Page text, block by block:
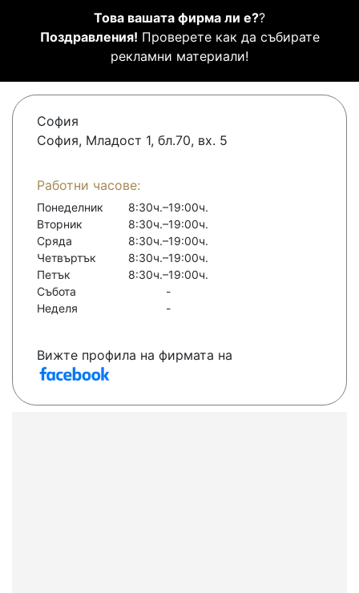
Това вашата фирма ли е??
Поздравления! Проверете как да събирате
рекламни материали!
София
София, Младост 1, бл.70, вх. 5
Работни часове:
Понеделник
8:30ч.–19:00ч.
Вторник
8:30ч.–19:00ч.
Сряда
8:30ч.–19:00ч.
Четвъртък
8:30ч.–19:00ч.
Петък
8:30ч.–19:00ч.
Събота
-
Неделя
-
Вижте профила на фирмата на